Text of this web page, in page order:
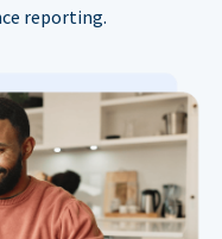
reporting.